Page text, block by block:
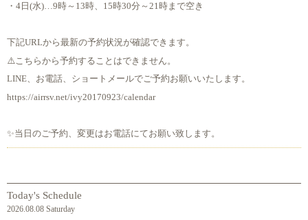
・4日(水)…9時～13時、15時30分～21時まで空き
下記URLから最新の予約状況が確認できます。
⚠️こちらから予約することはできません。
LINE、お電話、ショートメールでご予約お願いいたします。
https://airrsv.net/ivy20170923/calendar
✨当日のご予約、変更はお電話にてお願い致します。
Today's Schedule
2026.08.08 Saturday